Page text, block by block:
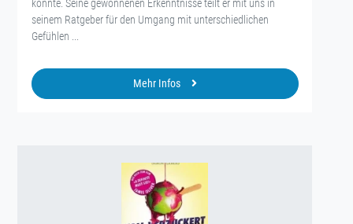
könnte. Seine gewonnenen Erkenntnisse teilt er mit uns in
seinem Ratgeber für den Umgang mit unterschiedlichen
Gefühlen ...
Mehr Infos